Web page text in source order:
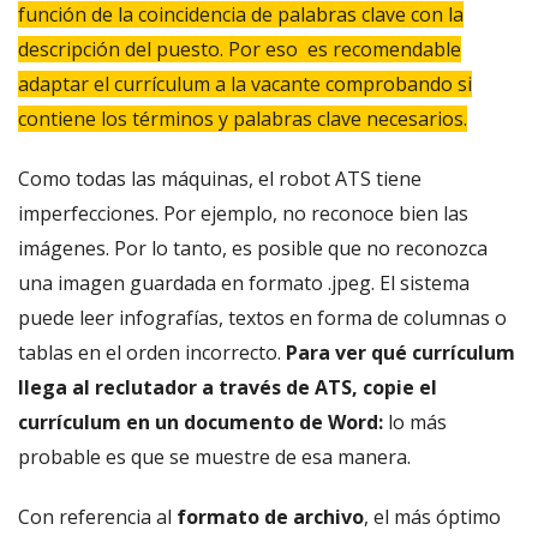
función de la coincidencia de palabras clave con la
descripción del puesto. Por eso es recomendable
adaptar el currículum a la vacante comprobando si
contiene los términos y palabras clave necesarios.
Como todas las máquinas, el robot ATS tiene
imperfecciones. Por ejemplo, no reconoce bien las
imágenes. Por lo tanto, es posible que no reconozca
una imagen guardada en formato .jpeg. El sistema
puede leer infografías, textos en forma de columnas o
tablas en el orden incorrecto. Para ver qué currículum
llega al reclutador a través de ATS, copie el
currículum en un documento de Word: lo más
probable es que se muestre de esa manera.
Con referencia al formato de archivo, el más óptimo